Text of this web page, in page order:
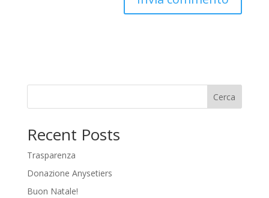
Cerca
Recent Posts
Trasparenza
Donazione Anysetiers
Buon Natale!